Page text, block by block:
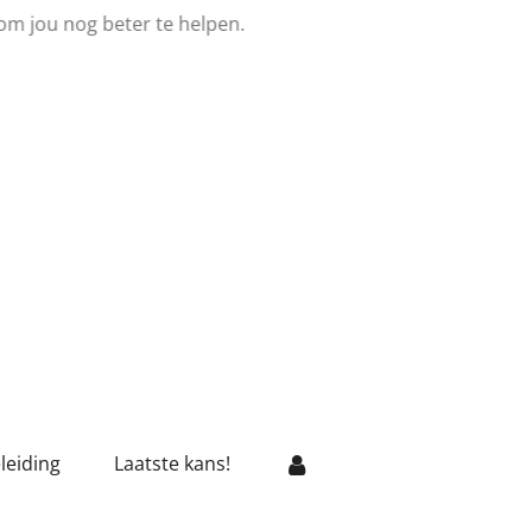
jou nog beter te helpen.
Laatste kans!